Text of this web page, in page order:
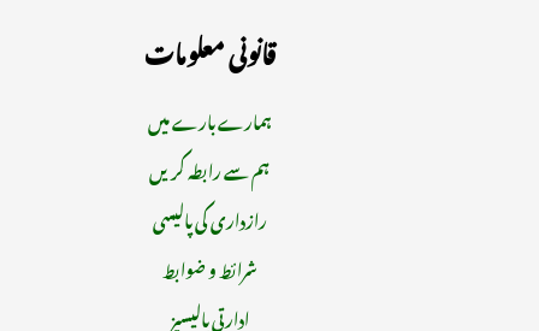
قانونی معلومات
ہمارے بارے میں
ہم سے رابطہ کریں
رازداری کی پالیسی
شرائط و ضوابط
ادارتی پالیسیز